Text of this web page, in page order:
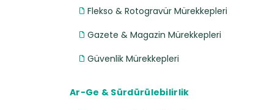
Flekso & Rotogravür Mürekkepleri
Gazete & Magazin Mürekkepleri
Güvenlik Mürekkepleri
Ar-Ge & Sürdürülebilirlik